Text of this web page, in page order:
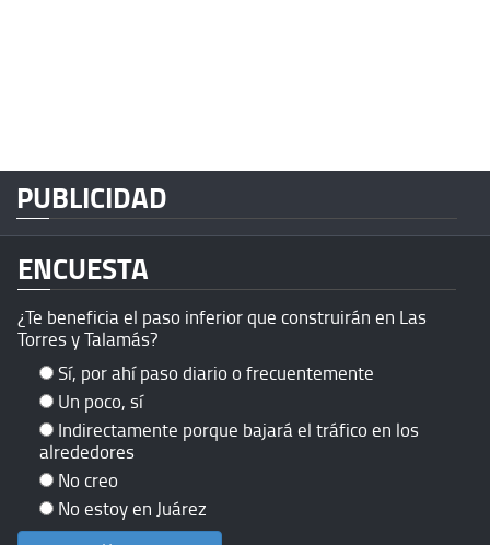
PUBLICIDAD
ENCUESTA
¿Te beneficia el paso inferior que construirán en Las
Torres y Talamás?
Sí, por ahí paso diario o frecuentemente
Un poco, sí
Indirectamente porque bajará el tráfico en los
alrededores
No creo
No estoy en Juárez